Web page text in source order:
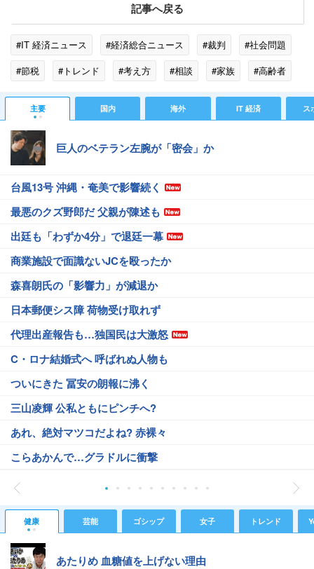
記事へ戻る
#IT 経済ニュース #経済総合ニュース #裁判
#社会問題
#節税
#トレンド #考え方 #相談 #家族
#高齢者
#相続税
#橘慶太 #税金 #不動産
主要 国内 海外 IT 経済 ス
巨人のベテラン左腕が「密会」か
台風13号 沖縄・奄美で影響続く
最悪のクズ野郎だ 父親が陳述も
出廷も「わずか4分」で退廷一幕
商業施設で面識ないJCを殴ったか
森喜朗氏の「影響力」が減退か
日本郵便シス障 荷物受け取れず
代理出産報告も…独国民は大激怒
C・ロナ結婚式へ 呼ばれぬ人物も
ついにきた 冨安の朗報に沸く
三山凌輝 公私ともにピンチへ?
あれ、絶対マツコだよね? 赤裸々
こらあかんで…グラドルに衝撃
健康 芸能 ゴシップ 女子 トレンド
あたりめ 血糖値を上げない理由